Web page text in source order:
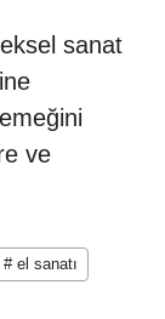
sanat
ve
# el sanatı